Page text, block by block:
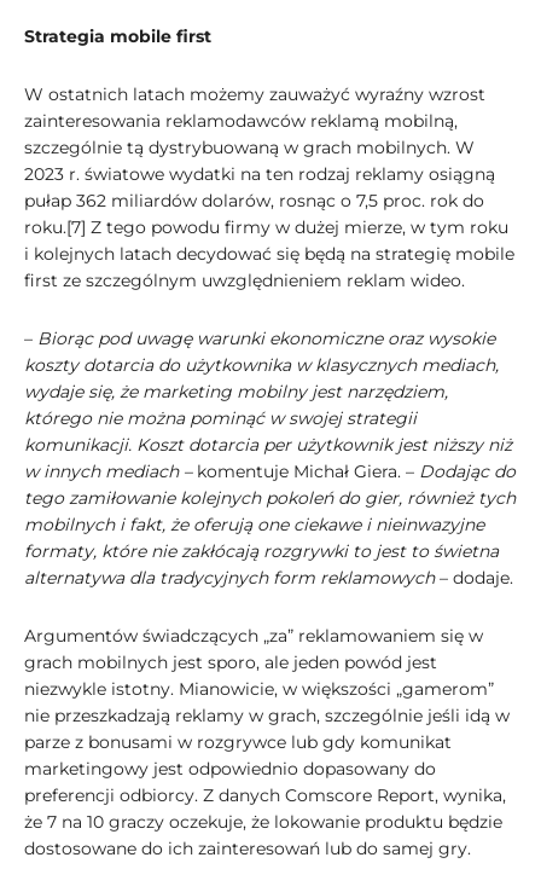
Strategia mobile first
W ostatnich latach możemy zauważyć wyraźny wzrost
zainteresowania reklamodawców reklamą mobilną,
szczególnie tą dystrybuowaną w grach mobilnych. W
2023 r. światowe wydatki na ten rodzaj reklamy osiągną
pułap 362 miliardów dolarów, rosnąc o 7,5 proc. rok do
roku.[7] Z tego powodu firmy w dużej mierze, w tym roku
i kolejnych latach decydować się będą na strategię mobile
first ze szczególnym uwzględnieniem reklam wideo.
– Biorąc pod uwagę warunki ekonomiczne oraz wysokie
koszty dotarcia do użytkownika w klasycznych mediach,
wydaje się, że marketing mobilny jest narzędziem,
którego nie można pominąć w swojej strategii
komunikacji. Koszt dotarcia per użytkownik jest niższy niż
w innych mediach –komentuje Michał Giera. – Dodając do
tego zamiłowanie kolejnych pokoleń do gier, również tych
mobilnych i fakt, że oferują one ciekawe i nieinwazyjne
formaty, które nie zakłócają rozgrywki to jest to świetna
alternatywa dla tradycyjnych form reklamowych– dodaje.
Argumentów świadczących „za” reklamowaniem się w
grach mobilnych jest sporo, ale jeden powód jest
niezwykle istotny. Mianowicie, w większości „gamerom”
nie przeszkadzają reklamy w grach, szczególnie jeśli idą w
parze z bonusami w rozgrywce lub gdy komunikat
marketingowy jest odpowiednio dopasowany do
preferencji odbiorcy. Z danych Comscore Report, wynika,
że 7 na 10 graczy oczekuje, że lokowanie produktu będzie
dostosowane do ich zainteresowań lub do samej gry.